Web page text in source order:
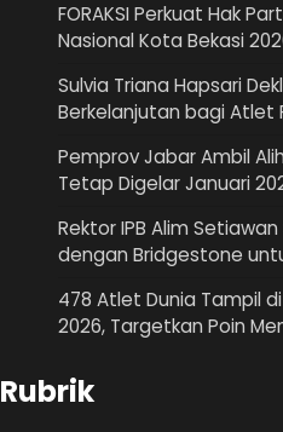
FORAKSI Perkuat Hak
Nasional Kota Bekasi
Sulvia Triana Hapsari
Berkelanjutan bagi Atlet
Pemprov Jabar Ambil
Tetap Digelar Januari
Rektor IPB Alim
dengan Bridgestone
478 Atlet Dunia Tampil
2026, Targetkan Poin
Rubrik